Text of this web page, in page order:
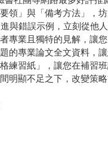
領」與「備考方法」，
與錯誤示例，立刻從他
專業且獨特的見解，讓
的專業論文全文資料，
練習紙」，讓您在補習
明顯不足之下，改變策